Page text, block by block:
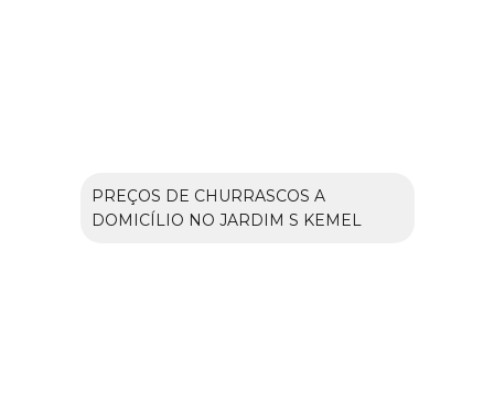
PREÇOS DE CHURRASCOS A
DOMICÍLIO NO JARDIM S KEMEL